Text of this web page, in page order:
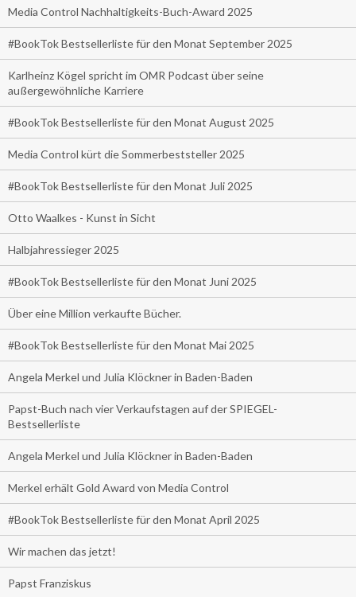
Media Control Nachhaltigkeits-Buch-Award 2025
#BookTok Bestsellerliste für den Monat September 2025
Karlheinz Kögel spricht im OMR Podcast über seine
außergewöhnliche Karriere
#BookTok Bestsellerliste für den Monat August 2025
Media Control kürt die Sommerbeststeller 2025
#BookTok Bestsellerliste für den Monat Juli 2025
Otto Waalkes - Kunst in Sicht
Halbjahressieger 2025
#BookTok Bestsellerliste für den Monat Juni 2025
Über eine Million verkaufte Bücher.
#BookTok Bestsellerliste für den Monat Mai 2025
Angela Merkel und Julia Klöckner in Baden-Baden
Papst-Buch nach vier Verkaufstagen auf der SPIEGEL-
Bestsellerliste
Angela Merkel und Julia Klöckner in Baden-Baden
Merkel erhält Gold Award von Media Control
#BookTok Bestsellerliste für den Monat April 2025
Wir machen das jetzt!
Papst Franziskus